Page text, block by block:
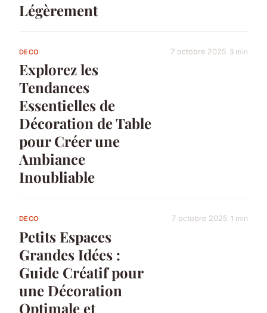
Légèrement
DECO
Explorez les
Tendances
Essentielles de
Décoration de Table
pour Créer une
Ambiance
Inoubliable
7 octobre 2025 3 min
DECO
Petits Espaces
Grandes Idées :
Guide Créatif pour
une Décoration
Optimale et
7 octobre 2025 1 min